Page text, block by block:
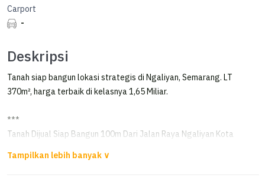
Carport
-
Deskripsi
Tanah siap bangun lokasi strategis di Ngaliyan, Semarang. LT
370m², harga terbaik di kelasnya 1,65 Miliar.
***
Tanah Dijual Siap Bangun 100m Dari Jalan Raya Ngaliyan Kota